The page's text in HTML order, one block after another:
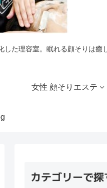
た理容室。眠れる顔そりは癒
女性 顔そりエステ
カテゴリーで探